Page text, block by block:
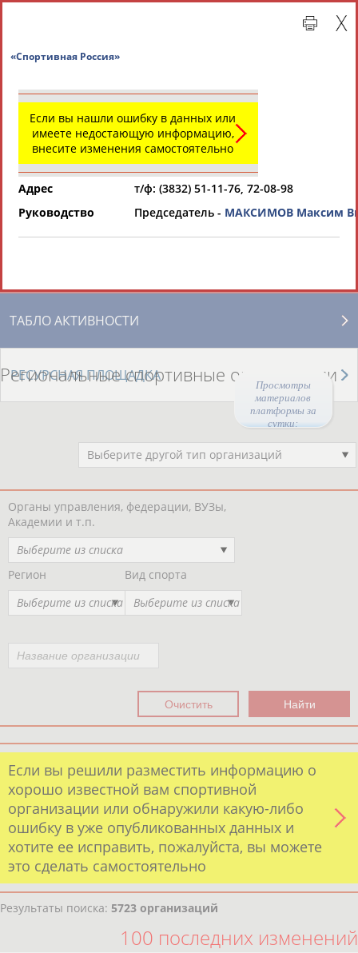
Просмотры
материалов
платформы за
сутки:
Главная » Региональные спортивные организации
ТАБЛО АКТИВНОСТИ
РЕСУРСНАЯ ПЛОЩАДКА
Региональные спортивные организации
Выберите другой тип организаций
Органы управления, федерации, ВУЗы,
Академии и т.п.
Выберите из списка
Регион
Выберите из списка
Вид спорта
Выберите из списка
Если вы решили разместить информацию о
хорошо известной вам спортивной
организации или обнаружили какую-либо
ошибку в уже опубликованных данных и
хотите ее исправить, пожалуйста, вы можете
это сделать самостоятельно
Результаты поиска: 5723 организаций
100 последних изменений
Если вы нашли ошибку в данных или
имеете недостающую информацию,
внесите изменения самостоятельно
Адрес
т/ф: (3832) 51-11-76, 72-08-98
Руководство
Председатель - МАКСИМОВ Максим